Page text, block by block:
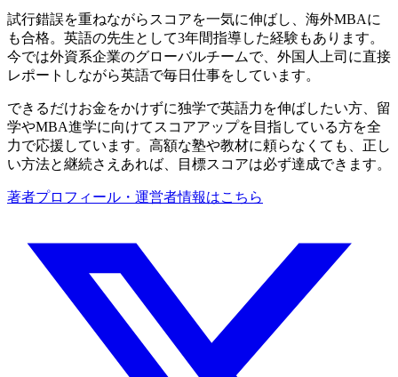
試行錯誤を重ねながらスコアを一気に伸ばし、海外MBAに
も合格。英語の先生として3年間指導した経験もあります。
今では外資系企業のグローバルチームで、外国人上司に直接
レポートしながら英語で毎日仕事をしています。
できるだけお金をかけずに独学で英語力を伸ばしたい方、留
学やMBA進学に向けてスコアアップを目指している方を全
力で応援しています。高額な塾や教材に頼らなくても、正し
い方法と継続さえあれば、目標スコアは必ず達成できます。
著者プロフィール・運営者情報はこちら